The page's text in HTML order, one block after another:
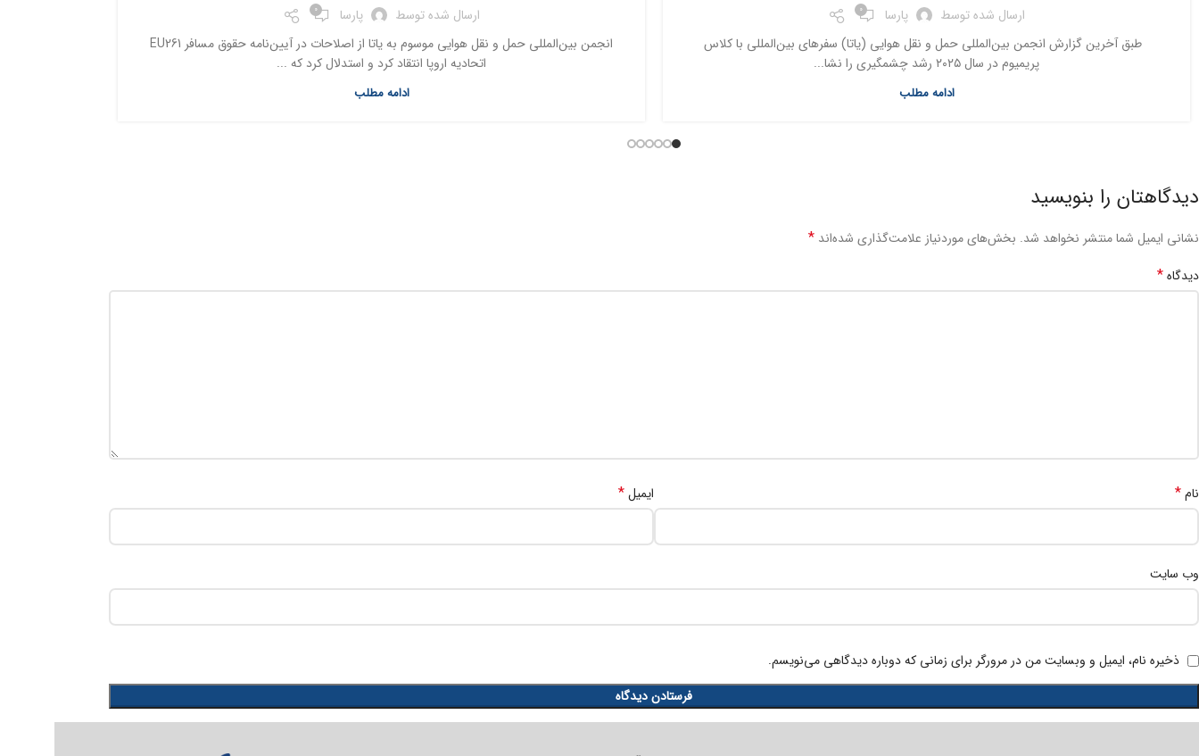
ارسال شده توسط پارسا 0
طبق آخرین گزارش انجمن بین‌المللی حمل و نقل هوایی (یاتا) سفرهای بین‌المللی با کلاس
پریمیوم در سال ۲۰۲۵ رشد چشمگیری را نشا...
ادامه مطلب
ارسال شده توسط پارسا 0
انجمن بین‌المللی حمل و نقل هوایی موسوم به یاتا از اصلاحات در آیین‌نامه حقوق مسافر EU261
اتحادیه اروپا انتقاد کرد و استدلال کرد که ...
ادامه مطلب
دیدگاهتان را بنویسید
نشانی ایمیل شما منتشر نخواهد شد. بخش‌های موردنیاز علامت‌گذاری شده‌اند *
دیدگاه*
نام* ایمیل*
وب‌ سایت
ذخیره نام، ایمیل و وبسایت من در مرورگر برای زمانی که دوباره دیدگاهی می‌نویسم.